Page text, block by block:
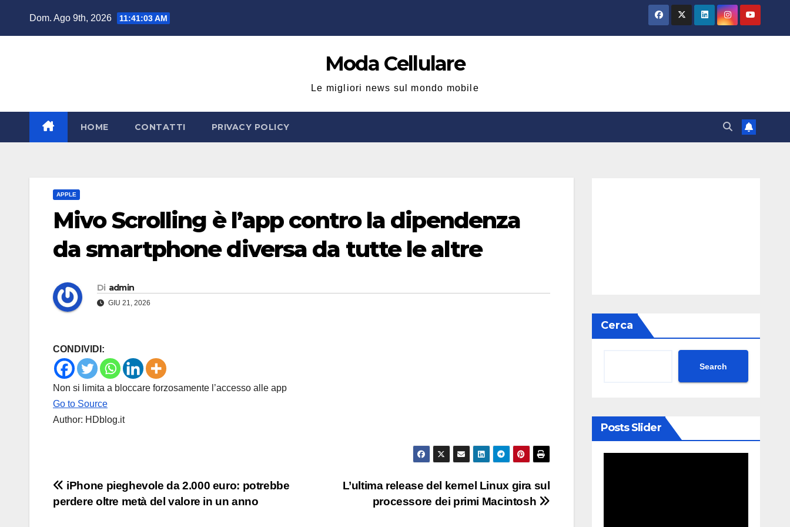
Dom. Ago 9th, 2026 11:41:04 AM
Moda Cellulare
Le migliori news sul mondo mobile
HOME CONTATTI PRIVACY POLICY
APPLE
Mivo Scrolling è l’app contro la dipendenza
da smartphone diversa da tutte le altre
Di admin
GIU 21, 2026
CONDIVIDI:
Non si limita a bloccare forzosamente l’accesso alle app
Go to Source
Author: HDblog.it
Navigazione
articoli
L’ultima release del kernel Linux gira sul
processore dei primi Macintosh
iPhone pieghevole da 2.000 euro: potrebbe
perdere oltre metà del valore in un anno
Cerca
Search
Posts Slider